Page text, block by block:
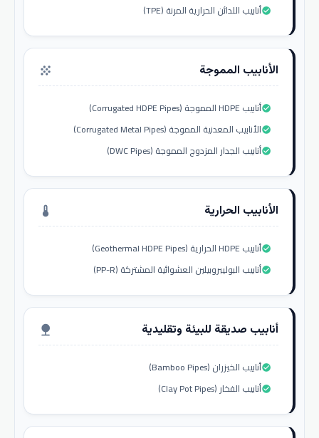
أنابيب اللدائن الحرارية المرنة (TPE)check_circle
الأنابيب المموجة grain
أنابيب HDPE المموجة (Corrugated HDPE Pipes)check_circle
الأنابيب المعدنية المموجة (Corrugated Metal Pipes)check_circle
أنابيب الجدار المزدوج المموجة (DWC Pipes)check_circle
الأنابيب الحرارية thermostat
أنابيب HDPE الحرارية (Geothermal HDPE Pipes)check_circle
أنابيب البوليبروبيلين العشوائية المشتركة (PP-R)check_circle
أنابيب صديقة للبيئة وتقليدية nature
أنابيب الخيزران (Bamboo Pipes)check_circle
أنابيب الفخار (Clay Pot Pipes)check_circle